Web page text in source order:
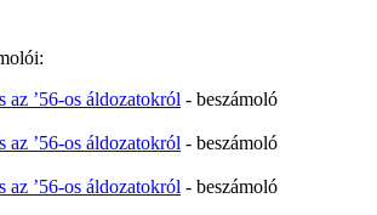
az ’56-os áldozatokról - beszámoló
az ’56-os áldozatokról - beszámoló
az ’56-os áldozatokról - beszámoló